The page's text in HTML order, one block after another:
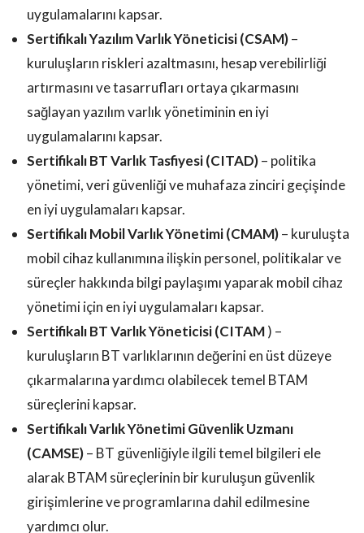
uygulamalarını kapsar.
Sertifikalı Yazılım Varlık Yöneticisi (CSAM)–
kuruluşların riskleri azaltmasını, hesap verebilirliği
artırmasını ve tasarrufları ortaya çıkarmasını
sağlayan yazılım varlık yönetiminin en iyi
uygulamalarını kapsar.
Sertifikalı BT Varlık Tasfiyesi (CITAD)– politika
yönetimi, veri güvenliği ve muhafaza zinciri geçişinde
en iyi uygulamaları kapsar.
Sertifikalı Mobil Varlık Yönetimi (CMAM)– kuruluşta
mobil cihaz kullanımına ilişkin personel, politikalar ve
süreçler hakkında bilgi paylaşımı yaparak mobil cihaz
yönetimi için en iyi uygulamaları kapsar.
Sertifikalı BT Varlık Yöneticisi (CITAM) –
kuruluşların BT varlıklarının değerini en üst düzeye
çıkarmalarına yardımcı olabilecek temel BTAM
süreçlerini kapsar.
Sertifikalı Varlık Yönetimi Güvenlik Uzmanı
(CAMSE)– BT güvenliğiyle ilgili temel bilgileri ele
alarak BTAM süreçlerinin bir kuruluşun güvenlik
girişimlerine ve programlarına dahil edilmesine
yardımcı olur.